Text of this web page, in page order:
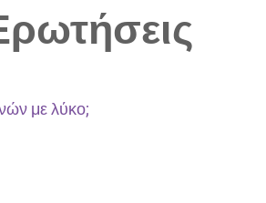
με λύκο;